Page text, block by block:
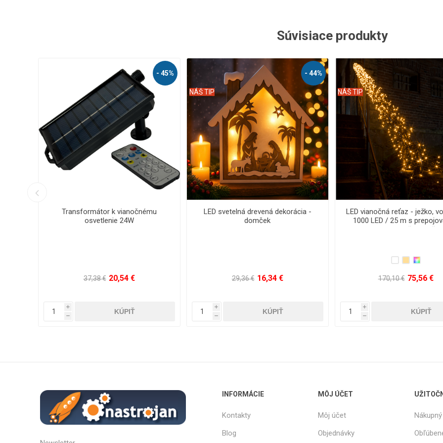
Súvisiace produkty
- 56%
LED vianočná reťaz - ježko, vonkajšie
1000 LED / 25 m s prepojovacím
170,10 € 75,56 €
i
h
- 62%
NÁŠ TIP
LED vianočná reťaz - ježko, vonkajšia
2000 LED/45 m s flash a časovačom
321,30 € 121,76 €
i
h
NÁŠ TIP
LED vianočná reťaz - ježko,
250 LED/10 m s flash
66,36 € 25,16 €
i
h
INFORMÁCIE
Kontakty
Blog
MÔJ ÚČET
Môj účet
Objednávky